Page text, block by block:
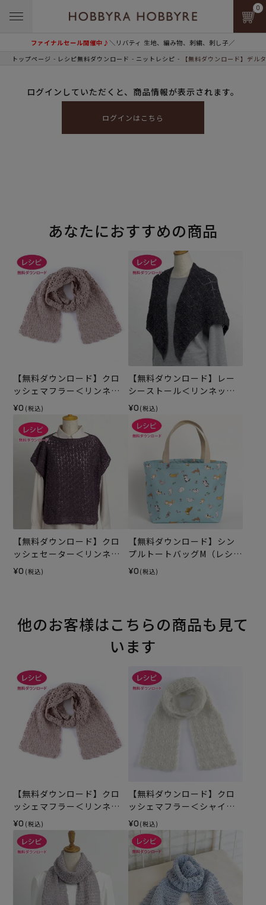
ファイナルセール開催中♪＼リバティ 生地、編み物、刺繍、刺し子／
0
トップページ レシピ無料ダウンロード ニットレシピ 【無料ダウンロード】デル
ログインしていただくと、商品情報が表示されます。
ログインはこちら
あなたにおすすめの商品
【無料ダウンロード】クロ
ッシェマフラー＜リンネッ
トウール＞（レシピ）
¥0 (税込)
【無料ダウンロード】レー
シーストール＜リンネット
ウール＞（レシピ）
¥0 (税込)
【無料ダウンロード】クロ
ッシェセーター＜リンネッ
トウール＞（レシピ）
¥0 (税込)
【無料ダウンロード】シン
プルトートバッグM（レシ
ピ）
¥0 (税込)
他のお客様はこちらの商品も見て
います
【無料ダウンロード】クロ
ッシェマフラー＜リンネッ
トウール＞（レシピ）
¥0 (税込)
【無料ダウンロード】クロ
ッシェマフラー＜シャイニ
ーシルクモヘヤ＞（レシ
ピ）
¥0 (税込)